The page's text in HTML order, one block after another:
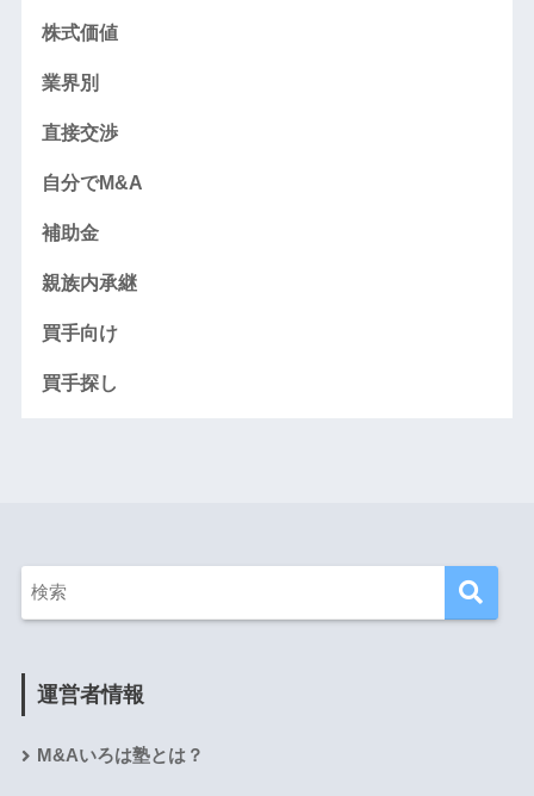
株式価値
業界別
直接交渉
自分でM&A
補助金
親族内承継
買手向け
買手探し
運営者情報
M&Aいろは塾とは？